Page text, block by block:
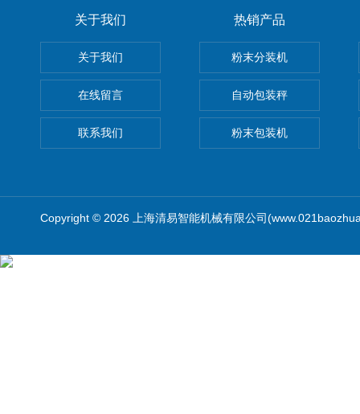
关于我们
关于我们
在线留言
联系我们
热销产品
粉末分装机
自动包装秤
粉末包装机
Copyright © 2026 上海清易智能机械有限公司